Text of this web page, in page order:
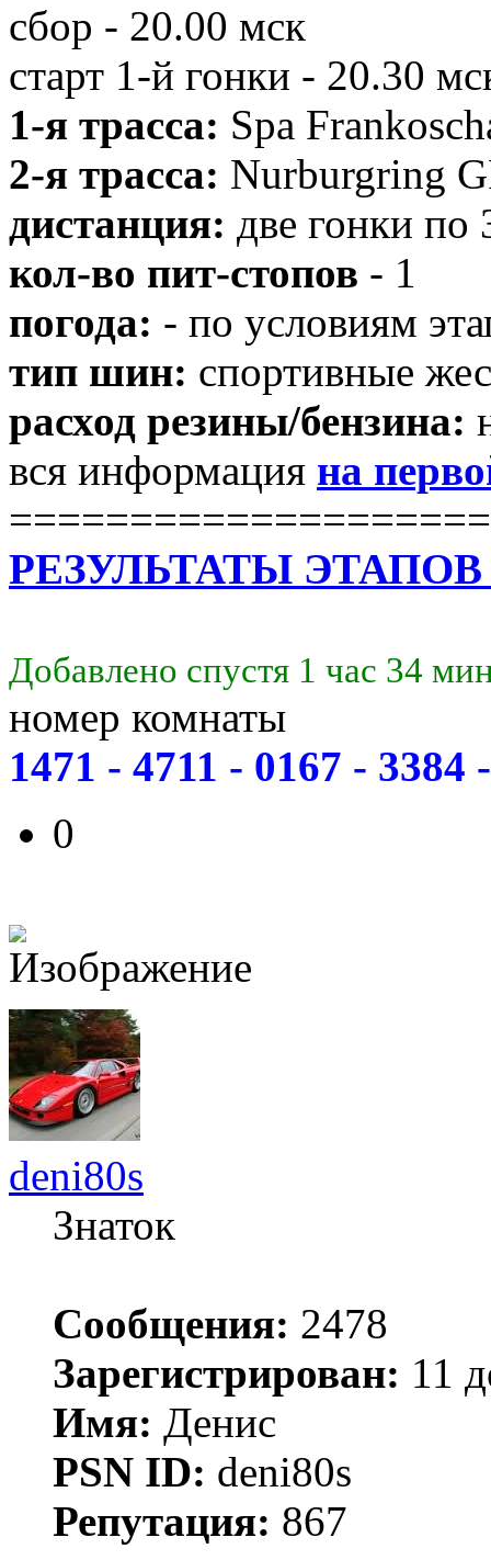
сбор - 20.00 мск
старт 1-й гонки - 20.30
1-я трасса: Spa
2-я трасса: Nurburgring
дистанция: две гонки по
кол-во пит-стопов - 1
погода: - по условиям
тип шин: спортивные
расход резины/бензина:
вся информация на
РЕЗУЛЬТАТЫ ЭТАПОВ
Добавлено спустя 1 час 34
номер комнаты
1471 - 4711 - 0167 - 3384
0
deni80s
Знаток
Сообщения: 2478
Зарегистрирован: 11
Имя: Денис
PSN ID: deni80s
Репутация: 867